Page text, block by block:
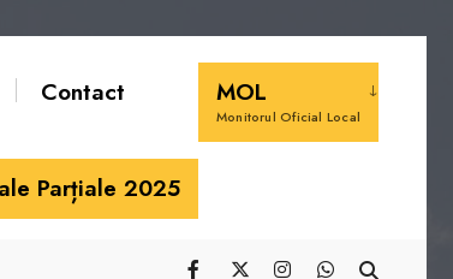
Contact MOL
Monitorul Oficial Local
Parțiale 2025